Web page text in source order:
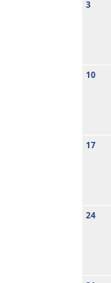
3
10
17
24